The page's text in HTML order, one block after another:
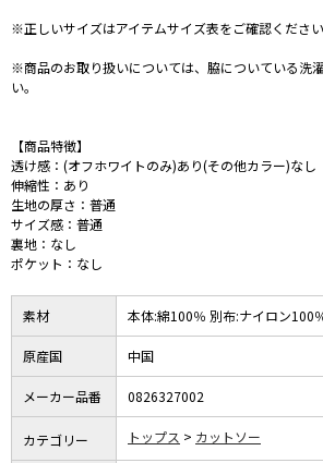
※正しいサイズはアイテムサイズ表をご確認ください
※商品のお取り扱いについては、脇についている洗
い。
【商品特徴】
透け感：(オフホワイトのみ)あり(その他カラー)なし
伸縮性：あり
生地の厚さ：普通
サイズ感：普通
裏地：なし
ポケット：なし
素材 本体:綿100％ 別布:ナイロン100
原産国 中国
メーカー品番 0826327002
カテゴリー トップス カットソー